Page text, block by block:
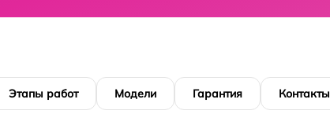
Этапы работ Модели Гарантия Контакты